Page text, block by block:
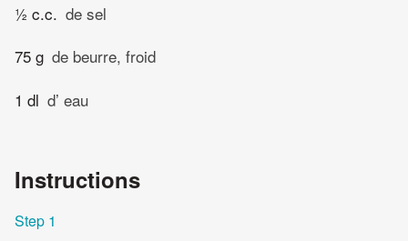
½ c.c. de sel
75 g de beurre, froid
1 dl d’ eau
Instructions
Step 1